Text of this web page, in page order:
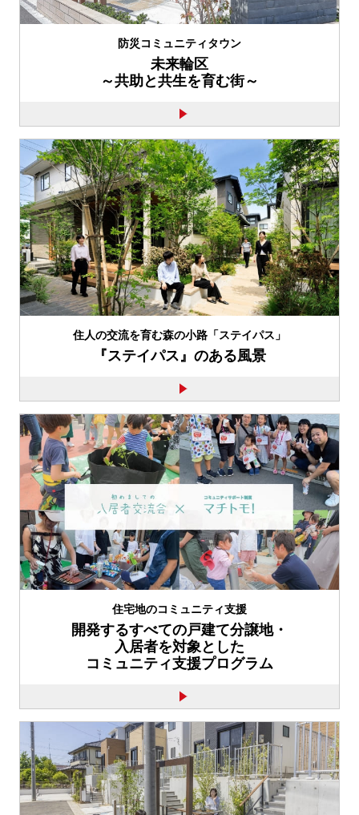
防災コミュニティタウン
未来輪区
～共助と共生を育む街～
住人の交流を育む森の小路「ステイパス」
『ステイパス』のある風景
住宅地のコミュニティ支援
開発するすべての戸建て分譲地・
入居者を対象とした
コミュニティ支援プログラム